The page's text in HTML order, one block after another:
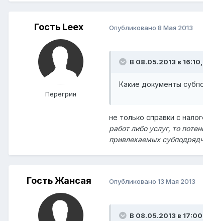
Гость Leex
Перегрин
Опубликовано 8 Мая 2013
В 08.05.2013 в
Какие документы
не только справки с
работ либо услуг, то
привлекаемых
Гость Жансая Опубликовано 13 Мая 2013
В 08.05.2013 в